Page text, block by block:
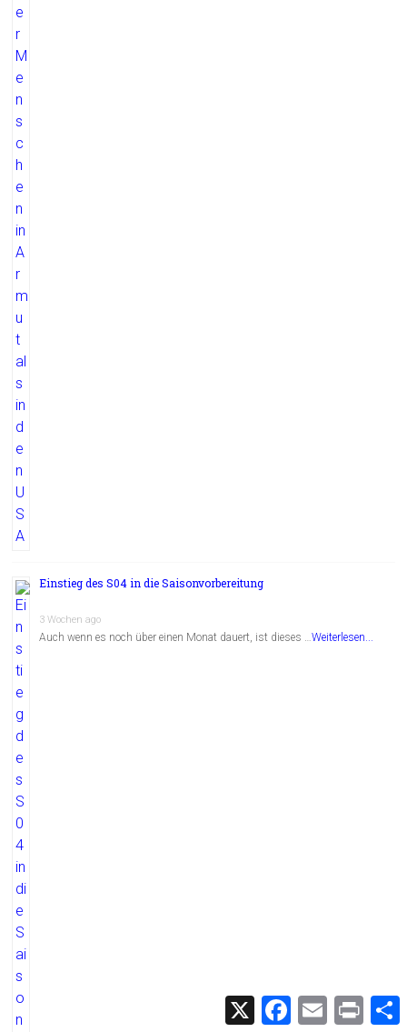
Einstieg des S04 in die Saisonvorbereitung
3 Wochen ago
Auch wenn es noch über einen Monat dauert, ist dieses …Weiterlesen...
X
F
E
m
P